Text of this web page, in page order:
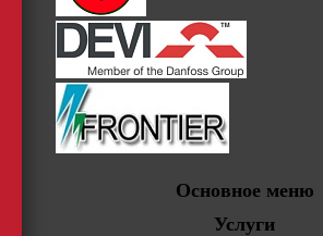
Основное меню
Услуги